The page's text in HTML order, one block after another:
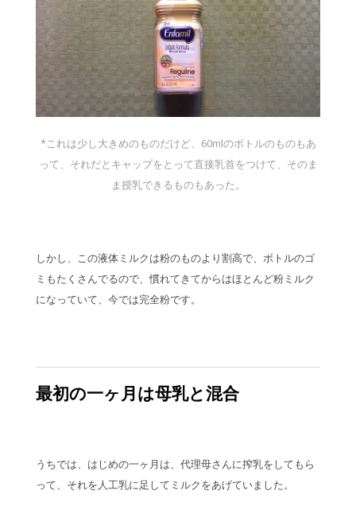
*これは少し大きめのものだけど、60mlのボトルのものもあ
って、それだとキャップをとって直接乳首をつけて、そのま
ま授乳できるものもあった。
しかし、この液体ミルクは粉のものより割高で、ボトルのゴ
ミもたくさんでるので、慣れてきてからはほとんど粉ミルク
になっていて、今では完全粉です。
最初の一ヶ月は母乳と混合
うちでは、はじめの一ヶ月は、代理母さんに搾乳をしてもら
って、それを人工乳に足してミルクをあげていました。